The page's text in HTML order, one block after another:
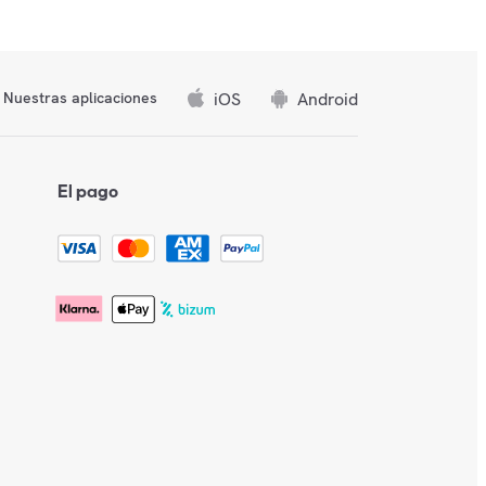
Nuestras aplicaciones iOS Android
El pago